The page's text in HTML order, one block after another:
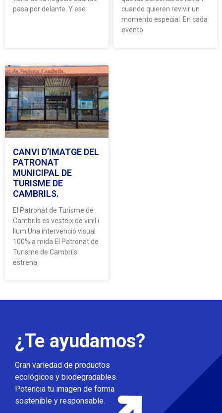
pasa por delante. Y ese
cuando quieren revivir un
momento especial. En cada
evento
CANVI D’IMATGE DEL
PATRONAT
MUNICIPAL DE
TURISME DE
CAMBRILS.
El Patronat de Turisme de
Cambrils es vesteix de vinil i
llum Una intervenció visual
100% a mida El Patronat de
Turisme de Cambrils
estrena
¿Te ayudamos?
Gran variedad de productos
ecológicos y biodegradables.
Potencia tu imagen de forma
sostenible y responsable.